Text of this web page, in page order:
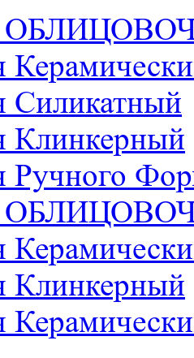
Силикатный
Клинкерный
Ручного
Клинкерный